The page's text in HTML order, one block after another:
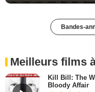
Bandes-
Meilleurs films
Kill Bill: The
Bloody Affair